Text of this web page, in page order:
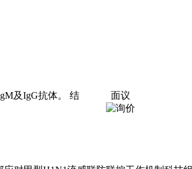
及IgG抗体。 结
面议